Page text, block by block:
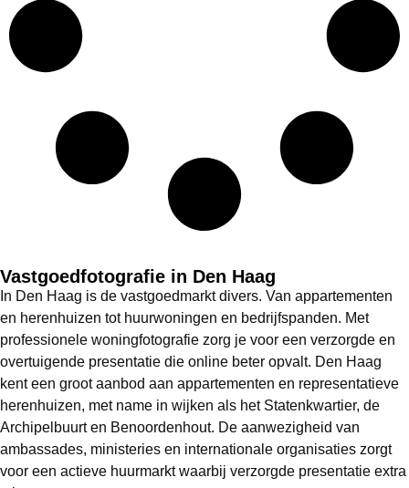
Vastgoedfotografie in Den Haag
In Den Haag is de vastgoedmarkt divers. Van appartementen
en herenhuizen tot huurwoningen en bedrijfspanden. Met
professionele woningfotografie zorg je voor een verzorgde en
overtuigende presentatie die online beter opvalt. Den Haag
kent een groot aanbod aan appartementen en representatieve
herenhuizen, met name in wijken als het Statenkwartier, de
Archipelbuurt en Benoordenhout. De aanwezigheid van
ambassades, ministeries en internationale organisaties zorgt
voor een actieve huurmarkt waarbij verzorgde presentatie extra